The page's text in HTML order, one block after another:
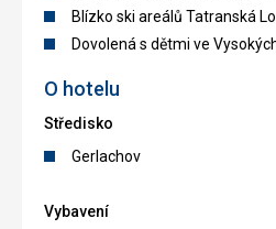
Blízko ski areálů Tatranská
Dovolená s dětmi ve
O hotelu
Středisko
Gerlachov
Vybavení